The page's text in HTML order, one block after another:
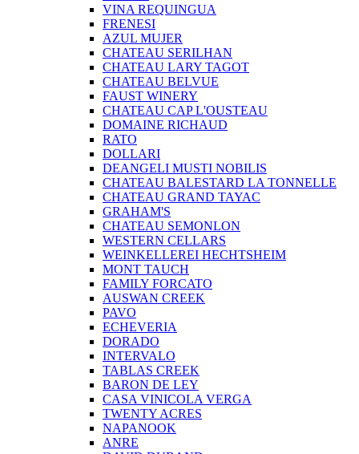
VINA REQUINGUA
FRENESI
AZUL MUJER
CHATEAU SERILHAN
CHATEAU LARY TAGOT
CHATEAU BELVUE
FAUST WINERY
CHATEAU CAP L'OUSTEAU
DOMAINE RICHAUD
RATO
DOLLARI
DEANGELI MUSTI NOBILIS
CHATEAU BALESTARD LA TONNELLE
CHATEAU GRAND TAYAC
GRAHAM'S
CHATEAU SEMONLON
WESTERN CELLARS
WEINKELLEREI HECHTSHEIM
MONT TAUCH
FAMILY FORCATO
AUSWAN CREEK
PAVO
ECHEVERIA
DORADO
INTERVALO
TABLAS CREEK
BARON DE LEY
CASA VINICOLA VERGA
TWENTY ACRES
NAPANOOK
ANRE